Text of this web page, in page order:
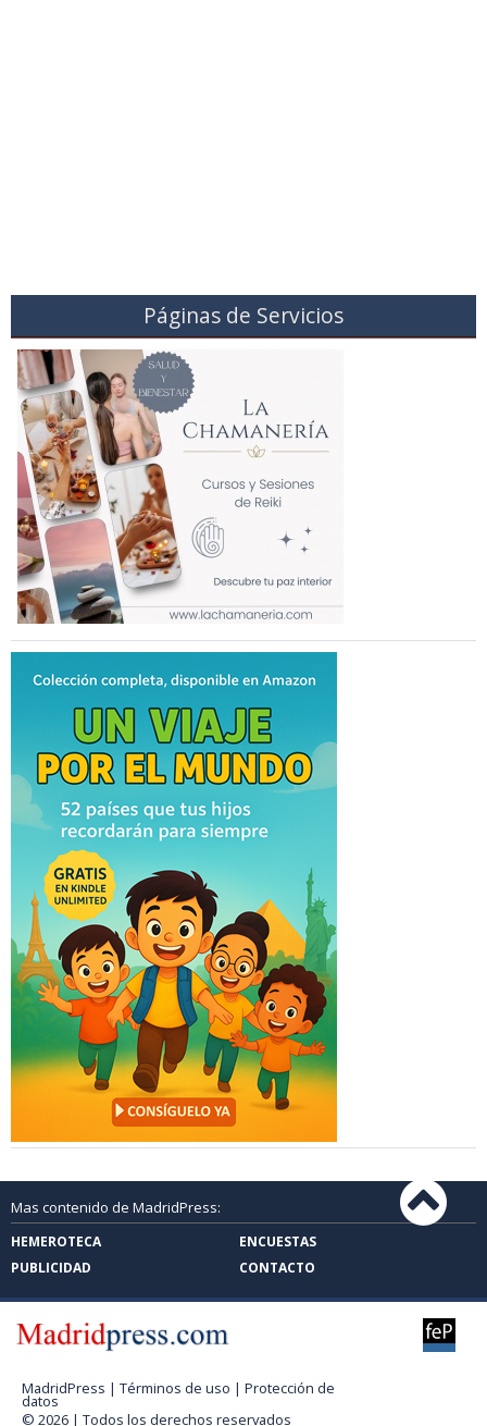
Páginas de Servicios
Mas contenido de MadridPress:
HEMEROTECA
ENCUESTAS
PUBLICIDAD
CONTACTO
MadridPress | Términos de uso | Protección de
datos
© 2026 | Todos los derechos reservados